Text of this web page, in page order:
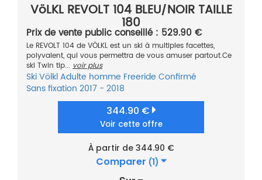
VöLKL REVOLT 104 BLEU/NOIR TAILLE
180
Prix de vente public conseillé : 529.90 €
Le REVOLT 104 de VÖLKL est un ski à multiples facettes,
polyvalent, qui vous permettra de vous amuser partout.Ce
ski Twin tip... voir plus
SkiVölklAdulte homme Freeride Confirmé
Sans fixation 2017 - 2018
344.90 €
Voir cette offre
À partir de 344.90 €
Comparer (1)